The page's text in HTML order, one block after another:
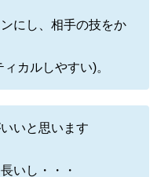
にし、相手の技をか
カルしやすい)。
いと思います
いし・・・